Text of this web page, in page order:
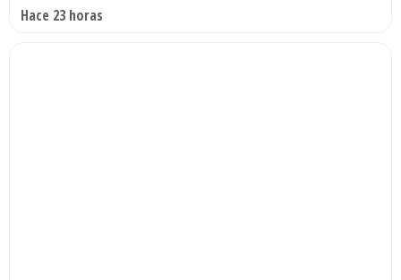
Hace 23 horas